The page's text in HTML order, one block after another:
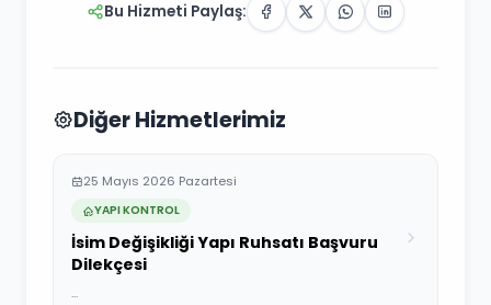
Bu Hizmeti Paylaş:
Diğer Hizmetlerimiz
25 Mayıs 2026 Pazartesi
YAPI KONTROL
İsim Değişikliği Yapı Ruhsatı Başvuru
Dilekçesi
...